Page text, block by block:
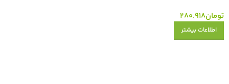
تومان280.918
اطلاعات بیشتر